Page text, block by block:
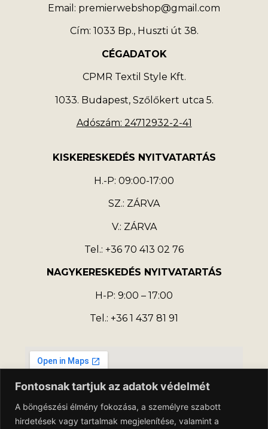
Fontosnak tartjuk az adatok védelmét
A böngészési élmény fokozása, a személyre szabott
hirdetések vagy tartalmak megjelenítése, valamint a
Email: premierwebshop@gmail.com
Cím: 1033 Bp., Huszti út 38.
CÉGADATOK
CPMR Textil Style Kft.
1033. Budapest, Szőlőkert utca 5.
Adószám: 24712932-2-41
KISKERESKEDÉS NYITVATARTÁS
H.-P: 09:00-17:00
SZ.: ZÁRVA
V.: ZÁRVA
Tel.: +36 70 413 02 76
NAGYKERESKEDÉS NYITVATARTÁS
H-P: 9:00 – 17:00
Tel.: +36 1 437 81 91